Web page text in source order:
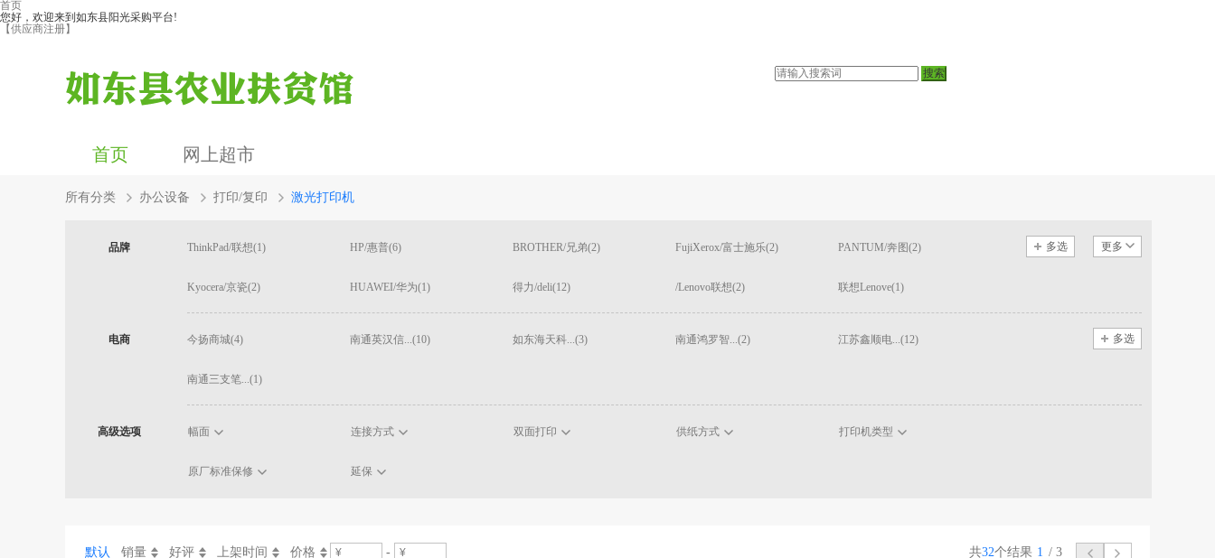
首页
您好，欢迎来到如东县阳光采购平台!
【供应商注册】
首页 网上超市
所有分类 办公设备 打印/复印 激光打印机
品牌 多选 更多
ThinkPad/联想(1) HP/惠普(6) BROTHER/兄弟(2) FujiXerox/富士施乐(2) PANTUM/奔图(2)
Kyocera/京瓷(2) HUAWEI/华为(1) 得力/deli(12) /Lenovo联想(2) 联想Lenove(1)
电商 多选
今扬商城(4) 南通英汉信...(10) 如东海天科...(3) 南通鸿罗智...(2) 江苏鑫顺电...(12)
南通三支笔...(1)
高级选项 幅面 连接方式 双面打印 供纸方式 打印机类型
原厂标准保修 延保
默认 销量 好评 上架时间 价格 - 共32个结果 1 / 3